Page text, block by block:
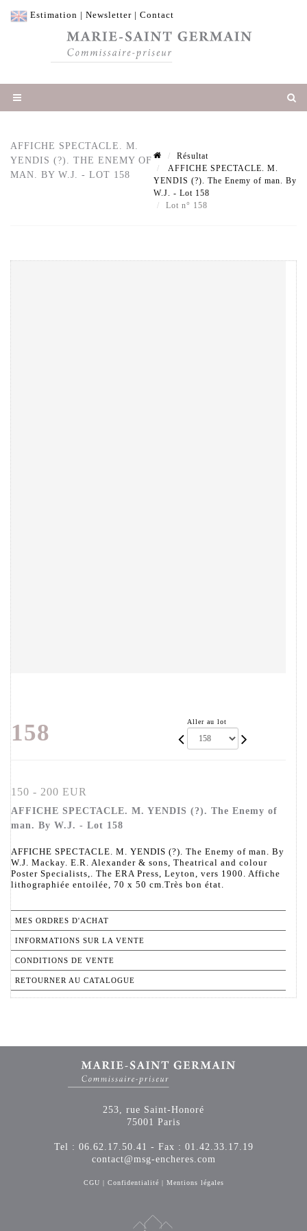
Estimation | Newsletter | Contact
AFFICHE SPECTACLE. M.
YENDIS (?). THE ENEMY OF
MAN. BY W.J. - LOT 158
Résultat
AFFICHE SPECTACLE. M.
YENDIS (?). The Enemy of man. By
W.J. - Lot 158
Lot n° 158
158 Aller au lot
150 - 200 EUR
AFFICHE SPECTACLE. M. YENDIS (?). The Enemy of
man. By W.J. - Lot 158
AFFICHE SPECTACLE. M. YENDIS (?). The Enemy of man. By
W.J. Mackay. E.R. Alexander & sons, Theatrical and colour
Poster Specialists,. The ERA Press, Leyton, vers 1900. Affiche
lithographiée entoilée, 70 x 50 cm.Très bon état.
MES ORDRES D'ACHAT
INFORMATIONS SUR LA VENTE
CONDITIONS DE VENTE
RETOURNER AU CATALOGUE
253, rue Saint-Honoré
75001 Paris
Tel : 06.62.17.50.41 - Fax : 01.42.33.17.19
contact@msg-encheres.com
CGU | Confidentialité | Mentions légales